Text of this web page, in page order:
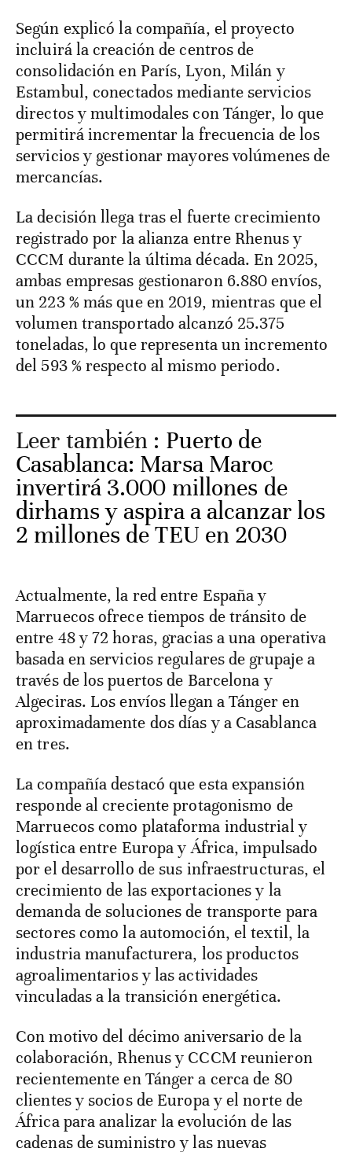
Según explicó la compañía, el proyecto
incluirá la creación de centros de
consolidación en París, Lyon, Milán y
Estambul, conectados mediante servicios
directos y multimodales con Tánger, lo que
permitirá incrementar la frecuencia de los
servicios y gestionar mayores volúmenes de
mercancías.
La decisión llega tras el fuerte crecimiento
registrado por la alianza entre Rhenus y
CCCM durante la última década. En 2025,
ambas empresas gestionaron 6.880 envíos,
un 223 % más que en 2019, mientras que el
volumen transportado alcanzó 25.375
toneladas, lo que representa un incremento
del 593 % respecto al mismo periodo.
Leer también : Puerto de
Casablanca: Marsa Maroc
invertirá 3.000 millones de
dirhams y aspira a alcanzar los
2 millones de TEU en 2030
Actualmente, la red entre España y
Marruecos ofrece tiempos de tránsito de
entre 48 y 72 horas, gracias a una operativa
basada en servicios regulares de grupaje a
través de los puertos de Barcelona y
Algeciras. Los envíos llegan a Tánger en
aproximadamente dos días y a Casablanca
en tres.
La compañía destacó que esta expansión
responde al creciente protagonismo de
Marruecos como plataforma industrial y
logística entre Europa y África, impulsado
por el desarrollo de sus infraestructuras, el
crecimiento de las exportaciones y la
demanda de soluciones de transporte para
sectores como la automoción, el textil, la
industria manufacturera, los productos
agroalimentarios y las actividades
vinculadas a la transición energética.
Con motivo del décimo aniversario de la
colaboración, Rhenus y CCCM reunieron
recientemente en Tánger a cerca de 80
clientes y socios de Europa y el norte de
África para analizar la evolución de las
cadenas de suministro y las nuevas